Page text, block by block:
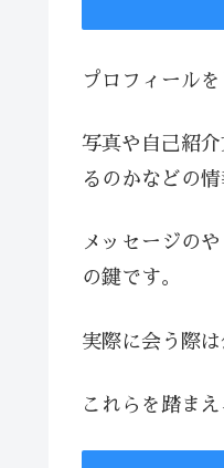
プロフィール
写真や自己紹
るのかなどの
メッセージの
の鍵です。
実際に会う際
これらを踏ま